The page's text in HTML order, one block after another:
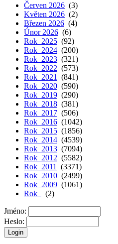
Červen 2026 (3)
Květen 2026 (2)
Březen 2026 (4)
Únor 2026 (6)
Rok 2025 (92)
Rok 2024 (200)
Rok 2023 (321)
Rok 2022 (573)
Rok 2021
(841)
Rok 2020 (590)
Rok 2019 (290)
Rok 2018 (381)
Rok 2017 (506)
Rok 2016 (1042)
Rok 2015 (1856)
Rok 2014 (4539)
Rok 2013 (7094)
Rok 2012 (5582)
Rok 2011
(3371)
Rok 2010 (2499)
Rok 2009 (1061)
Rok
(2)
Jméno:
Heslo: